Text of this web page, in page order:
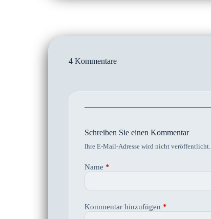
4 Kommentare
Schreiben Sie einen Kommentar
Ihre E-Mail-Adresse wird nicht veröffentlicht.
Name *
Kommentar hinzufügen *